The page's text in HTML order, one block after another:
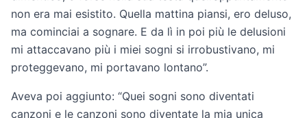
non era mai esistito. Quella mattina piansi, ero deluso,
ma cominciai a sognare. E da lì in poi più le delusioni
mi attaccavano più i miei sogni si irrobustivano, mi
proteggevano, mi portavano lontano”.
Aveva poi aggiunto: “Quei sogni sono diventati
canzoni e le canzoni sono diventate la mia unica